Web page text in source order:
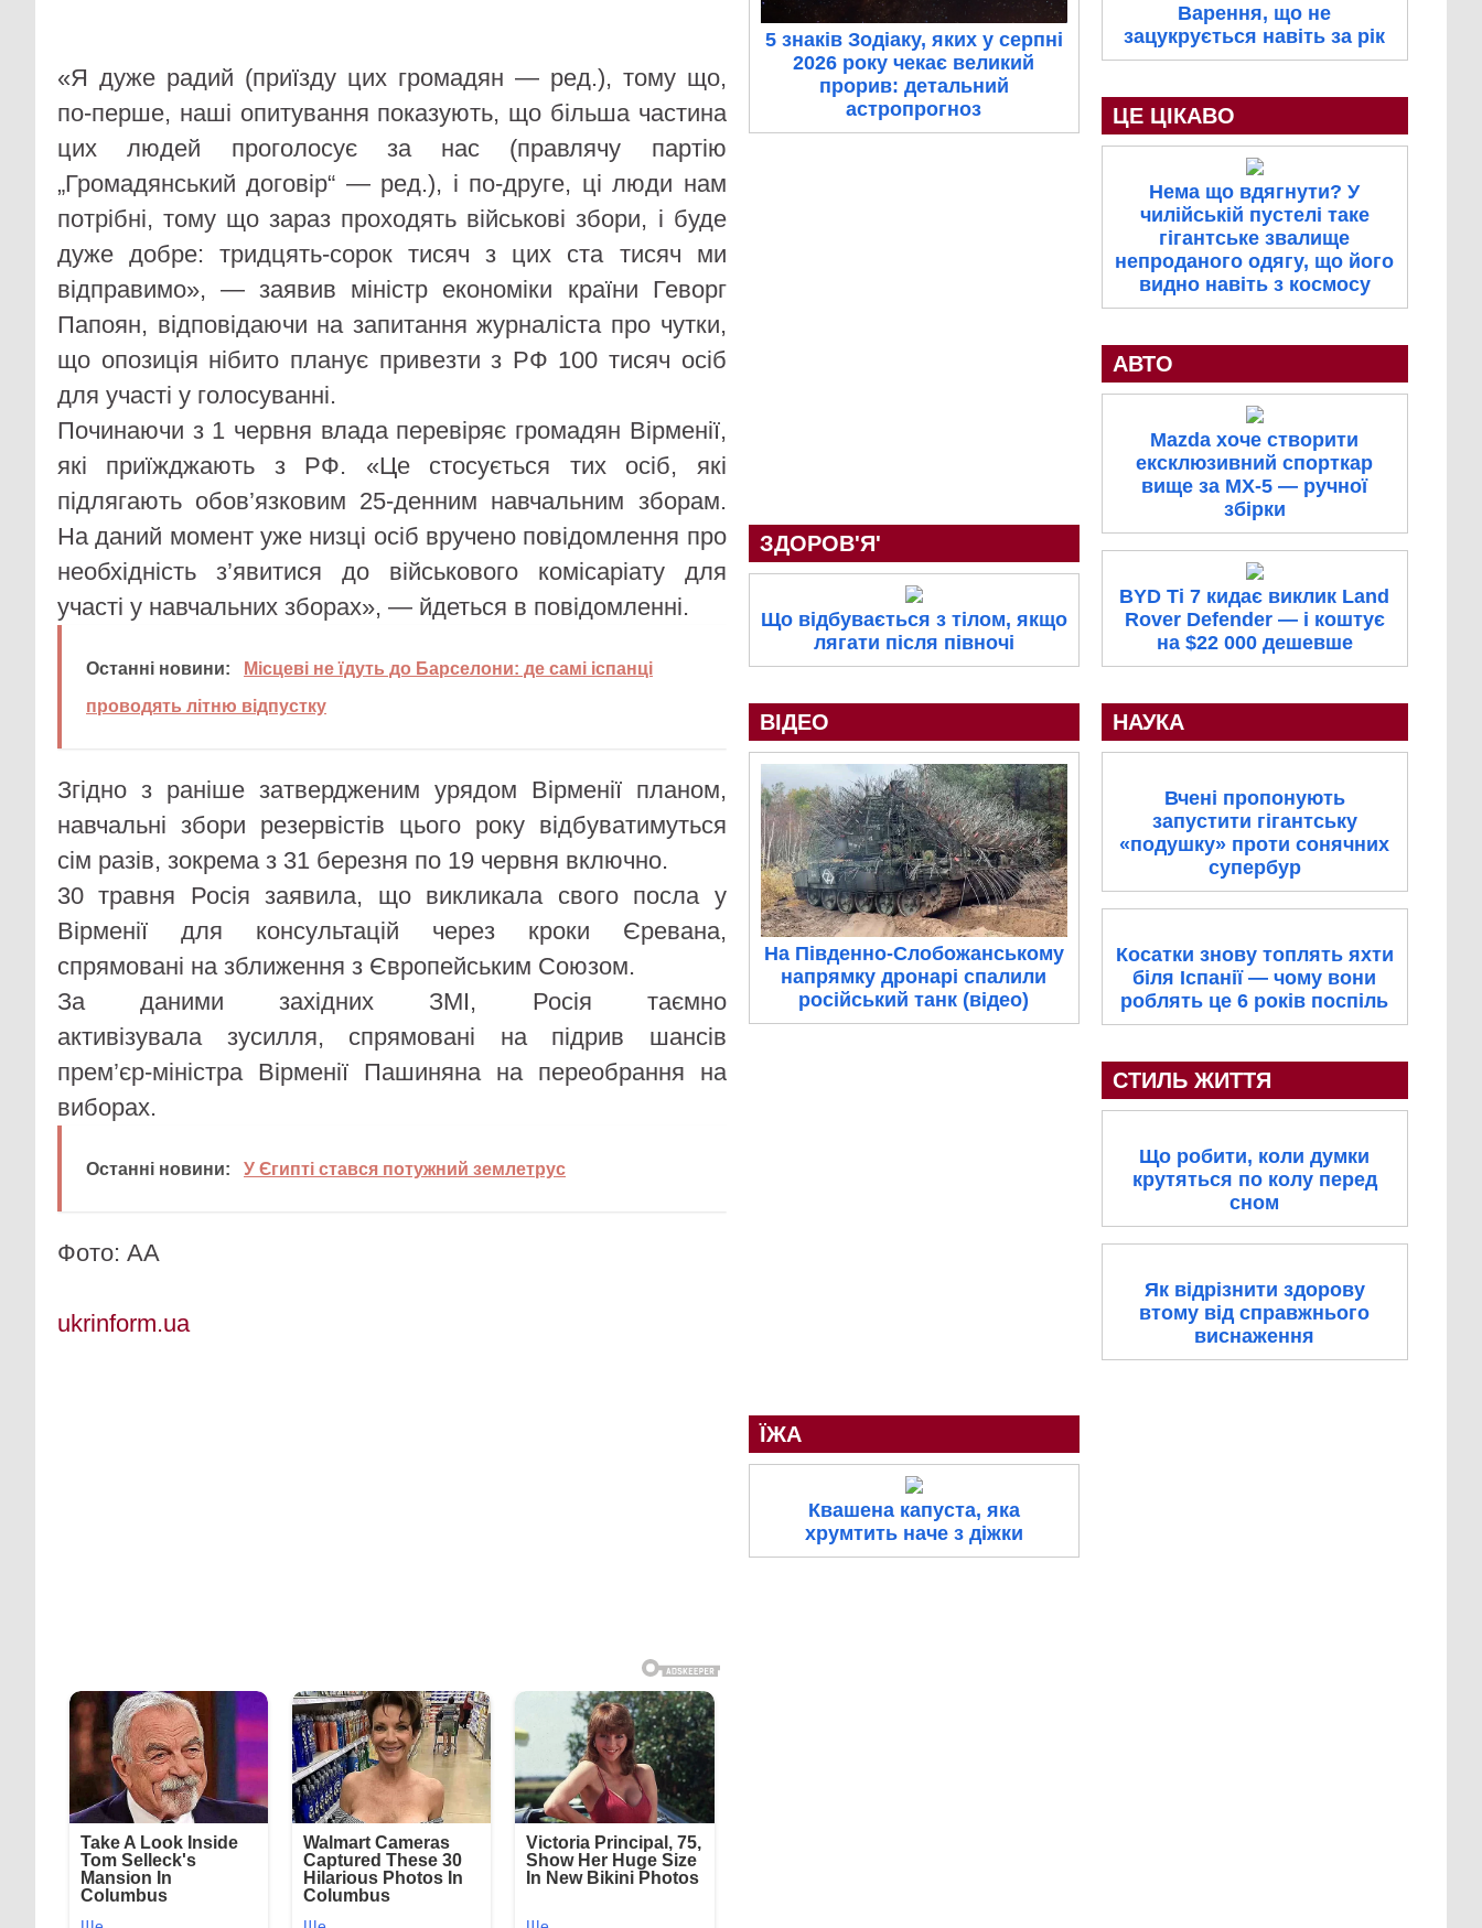
«Я дуже радий (приїзду цих громадян — ред.), тому що,
по-перше, наші опитування показують, що більша частина
цих людей проголосує за нас (правлячу партію
„Громадянський договір“ — ред.), і по-друге, ці люди нам
потрібні, тому що зараз проходять військові збори, і буде
дуже добре: тридцять-сорок тисяч з цих ста тисяч ми
відправимо», — заявив міністр економіки країни Геворг
Папоян, відповідаючи на запитання журналіста про чутки,
що опозиція нібито планує привезти з РФ 100 тисяч осіб
для участі у голосуванні.
Починаючи з 1 червня влада перевіряє громадян Вірменії,
які приїжджають з РФ. «Це стосується тих осіб, які
підлягають обов’язковим 25-денним навчальним зборам.
На даний момент уже низці осіб вручено повідомлення про
необхідність з’явитися до військового комісаріату для
участі у навчальних зборах», — йдеться в повідомленні.
Останні новини:
Місцеві не їдуть до Барселони: де самі іспанці
проводять літню відпустку
Згідно з раніше затвердженим урядом Вірменії планом,
навчальні збори резервістів цього року відбуватимуться
сім разів, зокрема з 31 березня по 19 червня включно.
30 травня Росія заявила, що викликала свого посла у
Вірменії для консультацій через кроки Єревана,
спрямовані на зближення з Європейським Союзом.
За даними західних ЗМІ, Росія таємно
активізувала зусилля, спрямовані на підрив шансів
прем’єр-міністра Вірменії Пашиняна на переобрання на
виборах.
Останні новини: У Єгипті стався потужний землетрус
Фото: АА
ukrinform.ua
5 знаків Зодіаку, яких у серпні
2026 року чекає великий
прорив: детальний
астропрогноз
ЗДОРОВ'Я'
Що відбувається з тілом, якщо
лягати після півночі
ВІДЕО
На Південно-Слобожанському
напрямку дронарі спалили
російський танк (відео)
ЇЖА
Квашена капуста, яка
хрумтить наче з діжки
Варення, що не
зацукрується навіть за рік
ЦЕ ЦІКАВО
Нема що вдягнути? У
чилійській пустелі таке
гігантське звалище
непроданого одягу, що його
видно навіть з космосу
АВТО
Mazda хоче створити
ексклюзивний спорткар
вище за MX-5 — ручної
збірки
BYD Ti 7 кидає виклик Land
Rover Defender — і коштує
на $22 000 дешевше
НАУКА
Вчені пропонують
запустити гігантську
«подушку» проти сонячних
супербур
Косатки знову топлять яхти
біля Іспанії — чому вони
роблять це 6 років поспіль
СТИЛЬ ЖИТТЯ
Що робити, коли думки
крутяться по колу перед
сном
Як відрізнити здорову
втому від справжнього
виснаження